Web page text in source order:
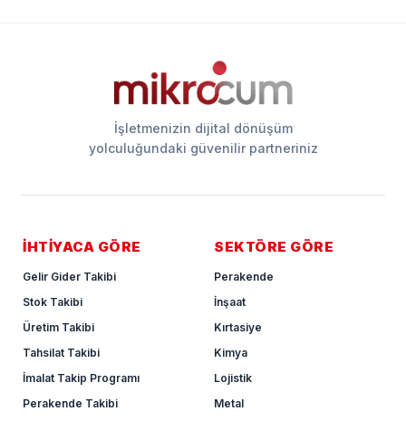
İşletmenizin dijital dönüşüm
yolculuğundaki güvenilir partneriniz
İHTİYACA GÖRE
Gelir Gider Takibi
Stok Takibi
Üretim Takibi
Tahsilat Takibi
İmalat Takip Programı
Perakende Takibi
SEKTÖRE GÖRE
Perakende
İnşaat
Kırtasiye
Kimya
Lojistik
Metal